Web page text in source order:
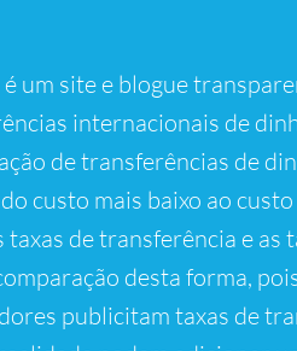
é um site e blogue
internacionais de
de transferências de
custo mais baixo ao
taxas de transferência e as
desta forma,
publicitam taxas de